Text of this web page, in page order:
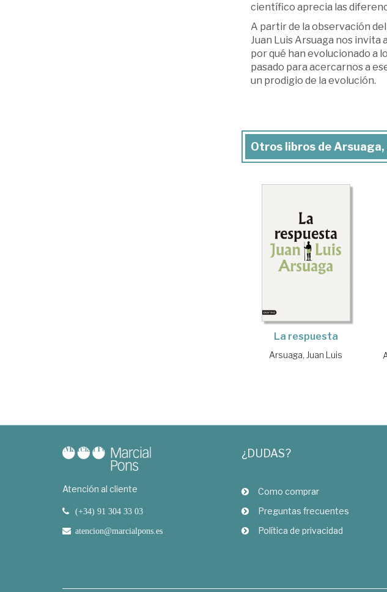
científico aprecia las
A partir de la observación
Juan Luis Arsuaga nos invita
por qué han evolucionado a
pasado para acercarnos a
un prodigio de la evolución.
Otros libros de Arsuaga,
La respuesta
Arsuaga, Juan Luis
Atención al cliente
(+34) 91 304 33 03
atencion@marcialpons.es
¿DUDAS?
Como comprar
Preguntas frecuentes
Política de privacidad